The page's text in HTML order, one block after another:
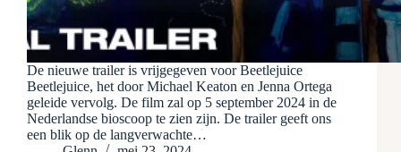
De nieuwe trailer is vrijgegeven voor Beetlejuice
Beetlejuice, het door Michael Keaton en Jenna Ortega
geleide vervolg. De film zal op 5 september 2024 in de
Nederlandse bioscoop te zien zijn. De trailer geeft ons
een blik op de langverwachte…